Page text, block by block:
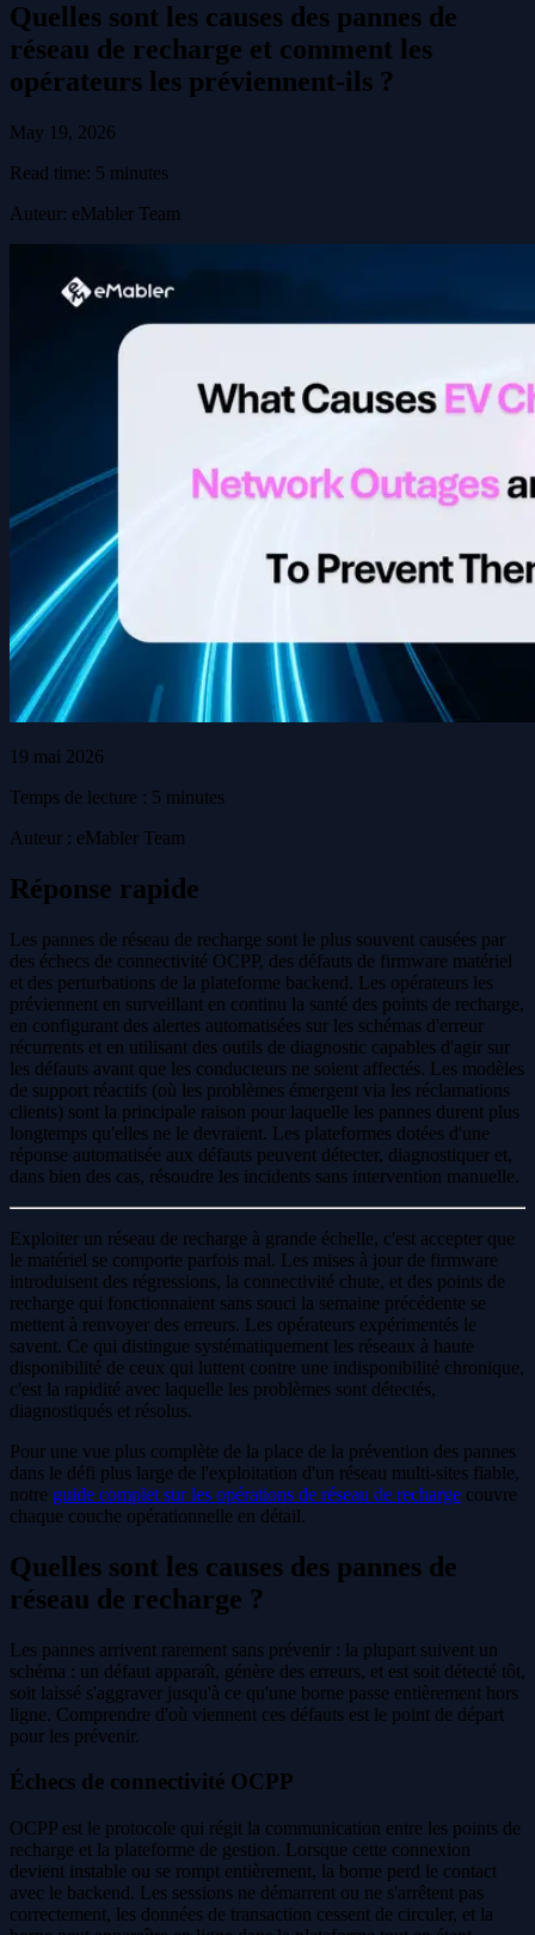
Quelles sont les causes des pannes de
réseau de recharge et comment les
opérateurs les préviennent-ils ?
May 19, 2026
Read time: 5 minutes
Auteur: eMabler Team
19 mai 2026
Temps de lecture : 5 minutes
Auteur : eMabler Team
Réponse rapide
Les pannes de réseau de recharge sont le plus souvent causées par
des échecs de connectivité OCPP, des défauts de firmware matériel
et des perturbations de la plateforme backend. Les opérateurs les
préviennent en surveillant en continu la santé des points de recharge,
en configurant des alertes automatisées sur les schémas d'erreur
récurrents et en utilisant des outils de diagnostic capables d'agir sur
les défauts avant que les conducteurs ne soient affectés. Les modèles
de support réactifs (où les problèmes émergent via les réclamations
clients) sont la principale raison pour laquelle les pannes durent plus
longtemps qu'elles ne le devraient. Les plateformes dotées d'une
réponse automatisée aux défauts peuvent détecter, diagnostiquer et,
dans bien des cas, résoudre les incidents sans intervention manuelle.
Exploiter un réseau de recharge à grande échelle, c'est accepter que
le matériel se comporte parfois mal. Les mises à jour de firmware
introduisent des régressions, la connectivité chute, et des points de
recharge qui fonctionnaient sans souci la semaine précédente se
mettent à renvoyer des erreurs. Les opérateurs expérimentés le
savent. Ce qui distingue systématiquement les réseaux à haute
disponibilité de ceux qui luttent contre une indisponibilité chronique,
c'est la rapidité avec laquelle les problèmes sont détectés,
diagnostiqués et résolus.
Pour une vue plus complète de la place de la prévention des pannes
dans le défi plus large de l'exploitation d'un réseau multi-sites fiable,
notre guide complet sur les opérations de réseau de recharge couvre
chaque couche opérationnelle en détail.
Quelles sont les causes des pannes de
réseau de recharge ?
Les pannes arrivent rarement sans prévenir : la plupart suivent un
schéma : un défaut apparaît, génère des erreurs, et est soit détecté tôt,
soit laissé s'aggraver jusqu'à ce qu'une borne passe entièrement hors
ligne. Comprendre d'où viennent ces défauts est le point de départ
pour les prévenir.
Échecs de connectivité OCPP
OCPP est le protocole qui régit la communication entre les points de
recharge et la plateforme de gestion. Lorsque cette connexion
devient instable ou se rompt entièrement, la borne perd le contact
avec le backend. Les sessions ne démarrent ou ne s'arrêtent pas
correctement, les données de transaction cessent de circuler, et la